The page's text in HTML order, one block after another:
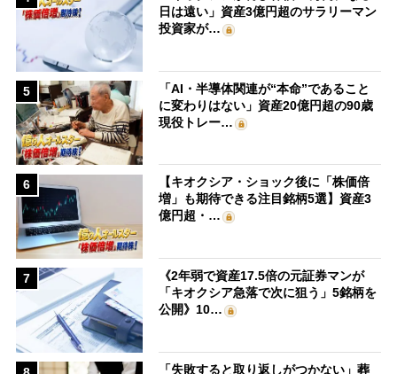
日は遠い」資産3億円超のサラリーマン
投資家が…
5
「AI・半導体関連が“本命”であること
に変わりはない」資産20億円超の90歳
現役トレー…
6
【キオクシア・ショック後に「株価倍
増」も期待できる注目銘柄5選】資産3
億円超・…
7
《2年弱で資産17.5倍の元証券マンが
「キオクシア急落で次に狙う」5銘柄を
公開》10…
「失敗すると取り返しがつかない」葬